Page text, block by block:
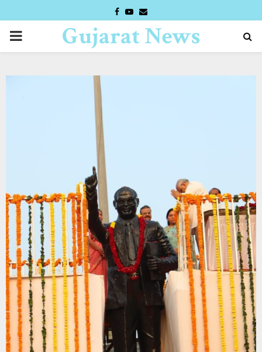
FACEBOOK
YOUTUBE
EMAIL
PRIMARYGujarat News